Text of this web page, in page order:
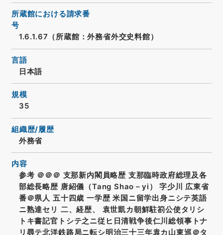
所蔵館における請求番
号
1.6.1.67（所蔵館：外務省外交史料館）
言語
日本語
規模
35
組織歴/履歴
外務省
内容
参考 ＠＠＠ 支那新内閣員略歴 支那臨時政府総理及各
部総長略歴 唐紹儀（Tang Shao－yi） 字少川 広東省
番＠県人 五十四歳 一学歴 米国ニ留学出身ニシテ英語
ニ熟達セリ 二、経歴、 袁世凱カ朝鮮駐箚公使タリシ
トキ書記官トシテ之ニ従ヒ日清戦争後仁川総領事トナ
リ尋テ北洋鉄路局ニ転シ明治三十三年袁カ山東巡＠タ